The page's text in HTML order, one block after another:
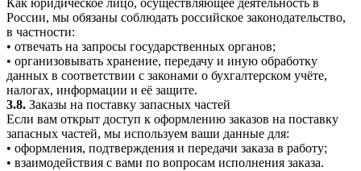
Как юридическое лицо, осуществляющее деятельность в
России, мы обязаны соблюдать российское законодательство,
в частности:
• отвечать на запросы государственных органов;
• организовывать хранение, передачу и иную обработку
данных в соответствии с законами о бухгалтерском учёте,
налогах, информации и её защите.
3.8. Заказы на поставку запасных частей
Если вам открыт доступ к оформлению заказов на поставку
запасных частей, мы используем ваши данные для:
• оформления, подтверждения и передачи заказа в работу;
• взаимодействия с вами по вопросам исполнения заказа.